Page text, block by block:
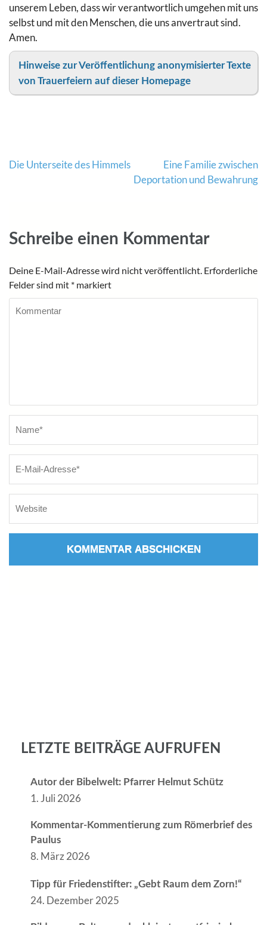
unserem Leben, dass wir verantwortlich umgehen mit uns
selbst und mit den Menschen, die uns anvertraut sind.
Amen.
Hinweise zur Veröffentlichung anonymisierter Texte
von Trauerfeiern auf dieser Homepage
Beitragsnavigation
Die Unterseite des Himmels
Eine Familie zwischen
Deportation und Bewahrung
Schreibe einen Kommentar
Deine E-Mail-Adresse wird nicht veröffentlicht. Erforderliche
Felder sind mit * markiert
LETZTE BEITRÄGE AUFRUFEN
Autor der Bibelwelt: Pfarrer Helmut Schütz
1. Juli 2026
Kommentar-Kommentierung zum Römerbrief des
Paulus
8. März 2026
Tipp für Friedenstifter: „Gebt Raum dem Zorn!“
24. Dezember 2025